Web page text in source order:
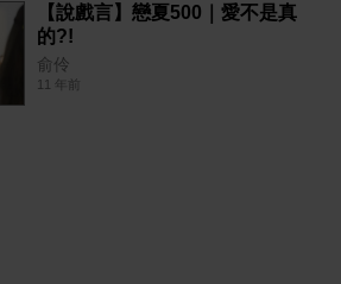
【說戲言】戀夏500｜愛不是真
的?!
俞伶
11 年前